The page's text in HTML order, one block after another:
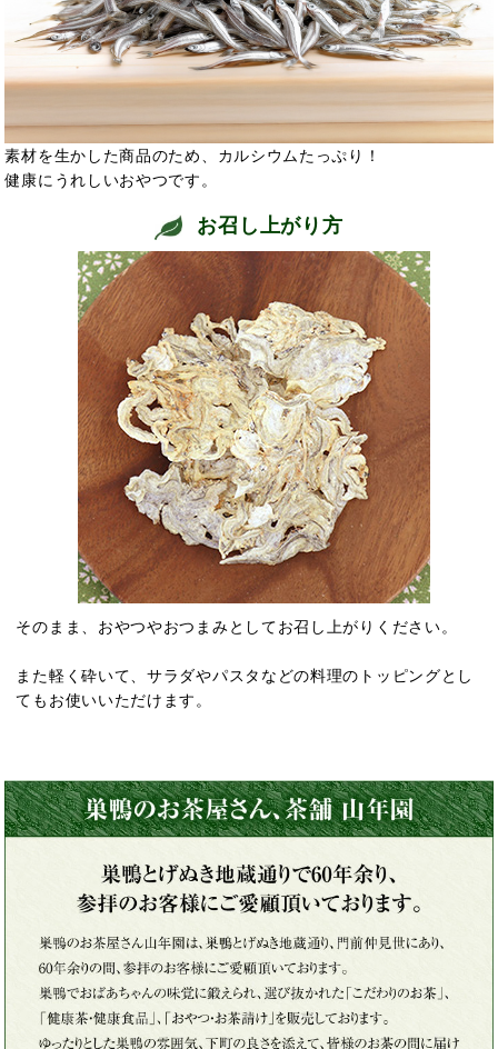
素材を生かした商品のため、カルシウムたっぷり！
健康にうれしいおやつです。
お召し上がり方
そのまま、おやつやおつまみとしてお召し上がりください。
また軽く砕いて、サラダやパスタなどの料理のトッピングとし
てもお使いいただけます。